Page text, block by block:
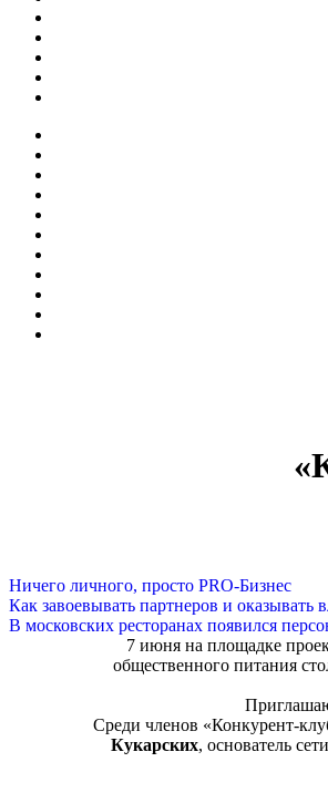
Ничего личного, просто PRO-Бизнес
Как завоевывать партнеров и оказывать
В московских ресторанах появился
7 июня на площадке
общественного питания
Среди членов «Конкурент-
Кукарских, основатель